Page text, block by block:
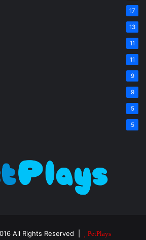
17
13
11
11
9
9
5
5
All Rights Reserved | PetPlays